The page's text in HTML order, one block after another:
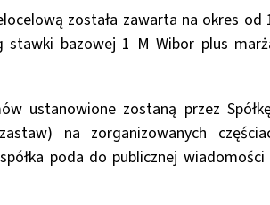
została zawarta na okres od
stawki bazowej 1 M Wibor plus
ustanowione zostaną przez
na zorganizowanych
poda do publicznej